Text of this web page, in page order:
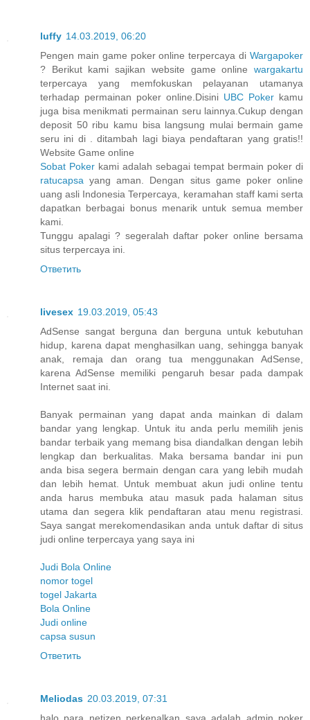
luffy 14.03.2019, 06:20
Pengen main game poker online terpercaya di Wargapoker
? Berikut kami sajikan website game online wargakartu
terpercaya yang memfokuskan pelayanan utamanya
terhadap permainan poker online.Disini UBC Poker kamu
juga bisa menikmati permainan seru lainnya.Cukup dengan
deposit 50 ribu kamu bisa langsung mulai bermain game
seru ini di . ditambah lagi biaya pendaftaran yang gratis!!
Website Game online
Sobat Poker kami adalah sebagai tempat bermain poker di
ratucapsa yang aman. Dengan situs game poker online
uang asli Indonesia Terpercaya, keramahan staff kami serta
dapatkan berbagai bonus menarik untuk semua member
kami.
Tunggu apalagi ? segeralah daftar poker online bersama
situs terpercaya ini.
Ответить
livesex 19.03.2019, 05:43
AdSense sangat berguna dan berguna untuk kebutuhan
hidup, karena dapat menghasilkan uang, sehingga banyak
anak, remaja dan orang tua menggunakan AdSense,
karena AdSense memiliki pengaruh besar pada dampak
Internet saat ini.
Banyak permainan yang dapat anda mainkan di dalam
bandar yang lengkap. Untuk itu anda perlu memilih jenis
bandar terbaik yang memang bisa diandalkan dengan lebih
lengkap dan berkualitas. Maka bersama bandar ini pun
anda bisa segera bermain dengan cara yang lebih mudah
dan lebih hemat. Untuk membuat akun judi online tentu
anda harus membuka atau masuk pada halaman situs
utama dan segera klik pendaftaran atau menu registrasi.
Saya sangat merekomendasikan anda untuk daftar di situs
judi online terpercaya yang saya ini
Judi Bola Online
nomor togel
togel Jakarta
Bola Online
Judi online
capsa susun
Ответить
Meliodas 20.03.2019, 07:31